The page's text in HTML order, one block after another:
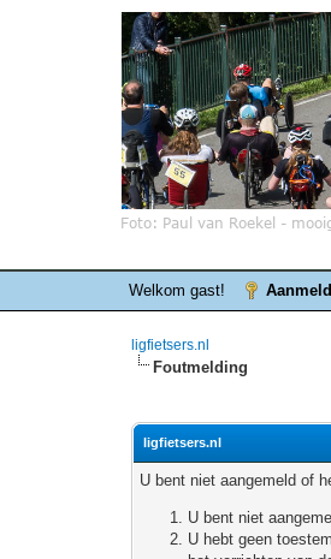
Welkom gast!
ligfietsers.nl
Foutmelding
ligfietsers.nl
U bent niet aangemeld of
U bent niet
U hebt geen